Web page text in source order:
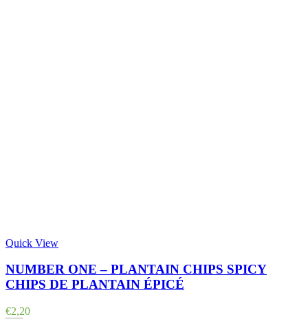
Quick View
NUMBER ONE – PLANTAIN CHIPS SPICY
CHIPS DE PLANTAIN ÉPICÉ
€2,20